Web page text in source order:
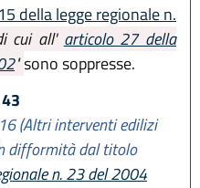
della legge regionale n.
cui all' articolo 27 della
"sono soppresse.
(Altri interventi edilizi
difformità dal titolo
n. 23 del 2004